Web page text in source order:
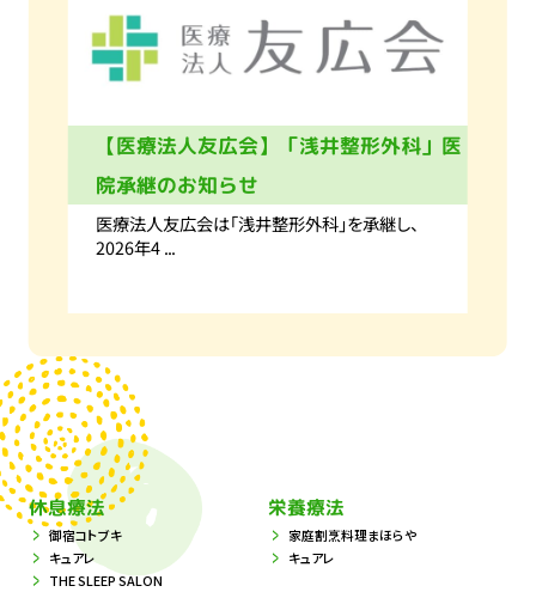
【医療法人友広会】「浅井整形外科」医
院承継のお知らせ
医療法人友広会は「浅井整形外科」を承継し、
2026年4 ...
休息療法
御宿コトブキ
キュアレ
THE SLEEP SALON
栄養療法
家庭割烹料理まほらや
キュアレ